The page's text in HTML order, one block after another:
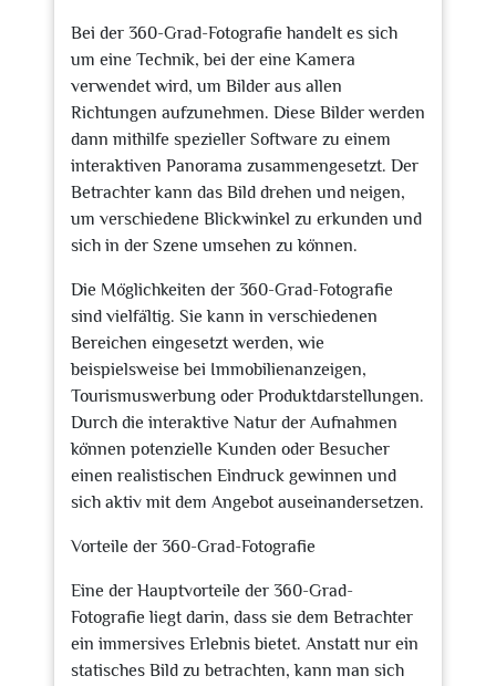
Bei der 360-Grad-Fotografie handelt es sich
um eine Technik, bei der eine Kamera
verwendet wird, um Bilder aus allen
Richtungen aufzunehmen. Diese Bilder werden
dann mithilfe spezieller Software zu einem
interaktiven Panorama zusammengesetzt. Der
Betrachter kann das Bild drehen und neigen,
um verschiedene Blickwinkel zu erkunden und
sich in der Szene umsehen zu können.
Die Möglichkeiten der 360-Grad-Fotografie
sind vielfältig. Sie kann in verschiedenen
Bereichen eingesetzt werden, wie
beispielsweise bei Immobilienanzeigen,
Tourismuswerbung oder Produktdarstellungen.
Durch die interaktive Natur der Aufnahmen
können potenzielle Kunden oder Besucher
einen realistischen Eindruck gewinnen und
sich aktiv mit dem Angebot auseinandersetzen.
Vorteile der 360-Grad-Fotografie
Eine der Hauptvorteile der 360-Grad-
Fotografie liegt darin, dass sie dem Betrachter
ein immersives Erlebnis bietet. Anstatt nur ein
statisches Bild zu betrachten, kann man sich